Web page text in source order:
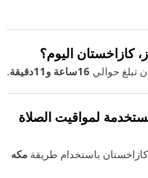
كازاخستان اليوم؟
تبلغ حوالي 16ساعة و11دقيقة .
لمواقيت الصلاة
باستخدام طريقة مكه